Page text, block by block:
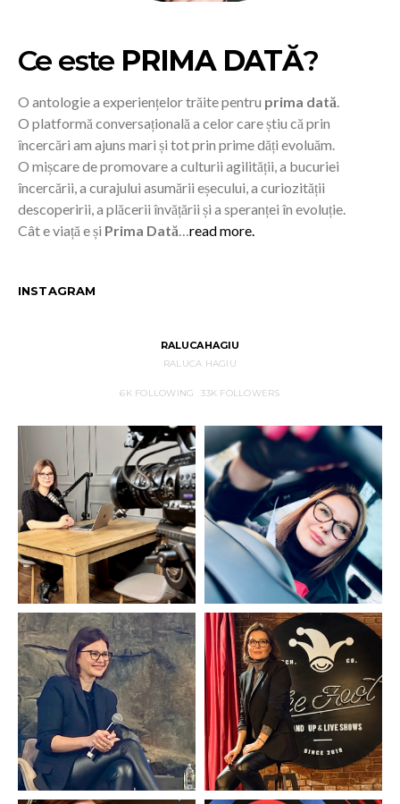
Ce este PRIMA DATĂ?
O antologie a experiențelor trăite pentru prima dată.
O platformă conversațională a celor care știu că prin
încercări am ajuns mari și tot prin prime dăți evoluăm.
O mișcare de promovare a culturii agilității, a bucuriei
încercării, a curajului asumării eșecului, a curiozității
descoperirii, a plăcerii învățării și a speranței în evoluție.
Cât e viață e și Prima Dată…read more.
INSTAGRAM
RALUCAHAGIU
RALUCA HAGIU
6KFOLLOWING 33K FOLLOWERS